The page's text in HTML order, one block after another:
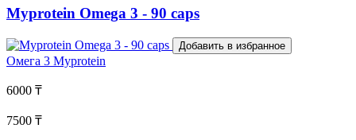
Myprotein Omega 3 - 90 caps
Добавить в избранное
Омега 3 Myprotein
6000 ₸
7500 ₸